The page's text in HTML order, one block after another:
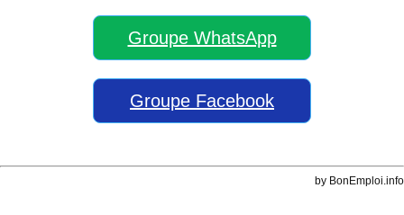
Groupe WhatsApp
Groupe Facebook
by BonEmploi.info